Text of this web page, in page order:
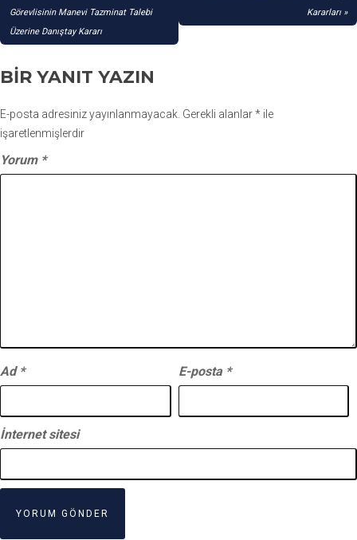
Görevlisinin Manevi Tazminat Talebi
Üzerine Danıştay Kararı
Kararları
BIR YANIT YAZIN
E-posta adresiniz yayınlanmayacak. Gerekli alanlar* ile
işaretlenmişlerdir
Yorum *
Ad * E-posta *
İnternet sitesi